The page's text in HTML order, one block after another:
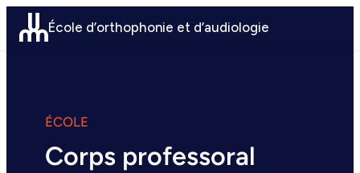
Aller
au
École d’orthophonie et d’audiologie
ÉCOLE
Corps professoral